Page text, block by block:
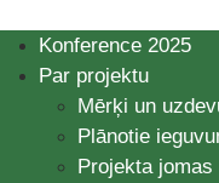
Konference 2025
Par projektu
Mērķi un
Plānotie
Projekta jomas